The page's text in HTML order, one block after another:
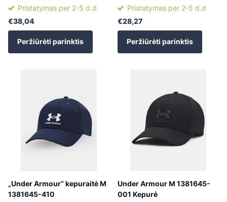
Pristatymas per 2-5 d.d
€38,04
Peržiūrėti parinktis
Pristatymas per 2-5 d.d
€28,27
Peržiūrėti parinktis
„Under Armour“ kepuraitė M
1381645-410
Under Armour M 1381645-
001 Kepurė